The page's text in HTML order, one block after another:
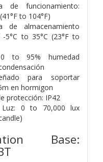
de funcionamiento:
to 104°F)
de almacenamiento
5°C to 35°C (23°F to
0 to 95% humedad
para soportar
en hormigon
protección: IP42
Luz: 0 to 70,000 lux
Base: